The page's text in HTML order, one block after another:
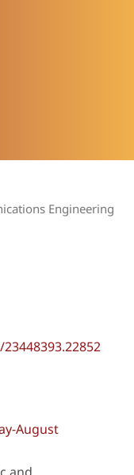
Engineering
August